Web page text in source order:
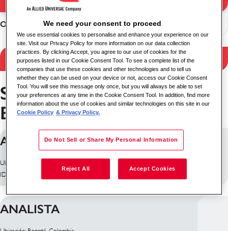
Resultados de búsqueda
Ordenar
Filtrar resultados
Servicios de Seguridad
Empleos en Bogotá
APRENDIZ/PRACTICANTE
Ubicación: Bogotá, Colombia
ID de trabajo: 29922
ANALISTA
We need your consent to proceed
We use essential cookies to personalise and enhance your experience on our
site. Visit our Privacy Policy for more information on our data collection
practices. By clicking Accept, you agree to our use of cookies for the
purposes listed in our Cookie Consent Tool. To see a complete list of the
companies that use these cookies and other technologies and to tell us
whether they can be used on your device or not, access our Cookie Consent
Tool. You will see this message only once, but you will always be able to set
your preferences at any time in the Cookie Consent Tool. In addition, find more
information about the use of cookies and similar technologies on this site in our
Cookie Policy & Privacy Policy.
Do Not Sell or Share My Personal Information
Reject All Accept Cookies